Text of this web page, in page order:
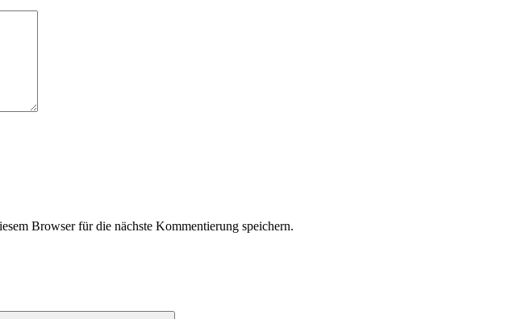
Browser für die nächste Kommentierung speichern.